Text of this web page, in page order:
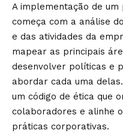
A implementação de
começa com a análise
e das atividades da
mapear as principais
desenvolver políticas e
abordar cada uma
um código de ética que
colaboradores e alinhe
práticas corporativas.